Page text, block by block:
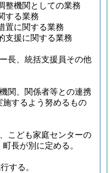
整機関としての業務
する業務
置に関する業務
支援に関する業務
長、統括支援員その他
関、関係者等との連携
するよう努めるもの
こども家庭センターの
長が別に定める。
する。